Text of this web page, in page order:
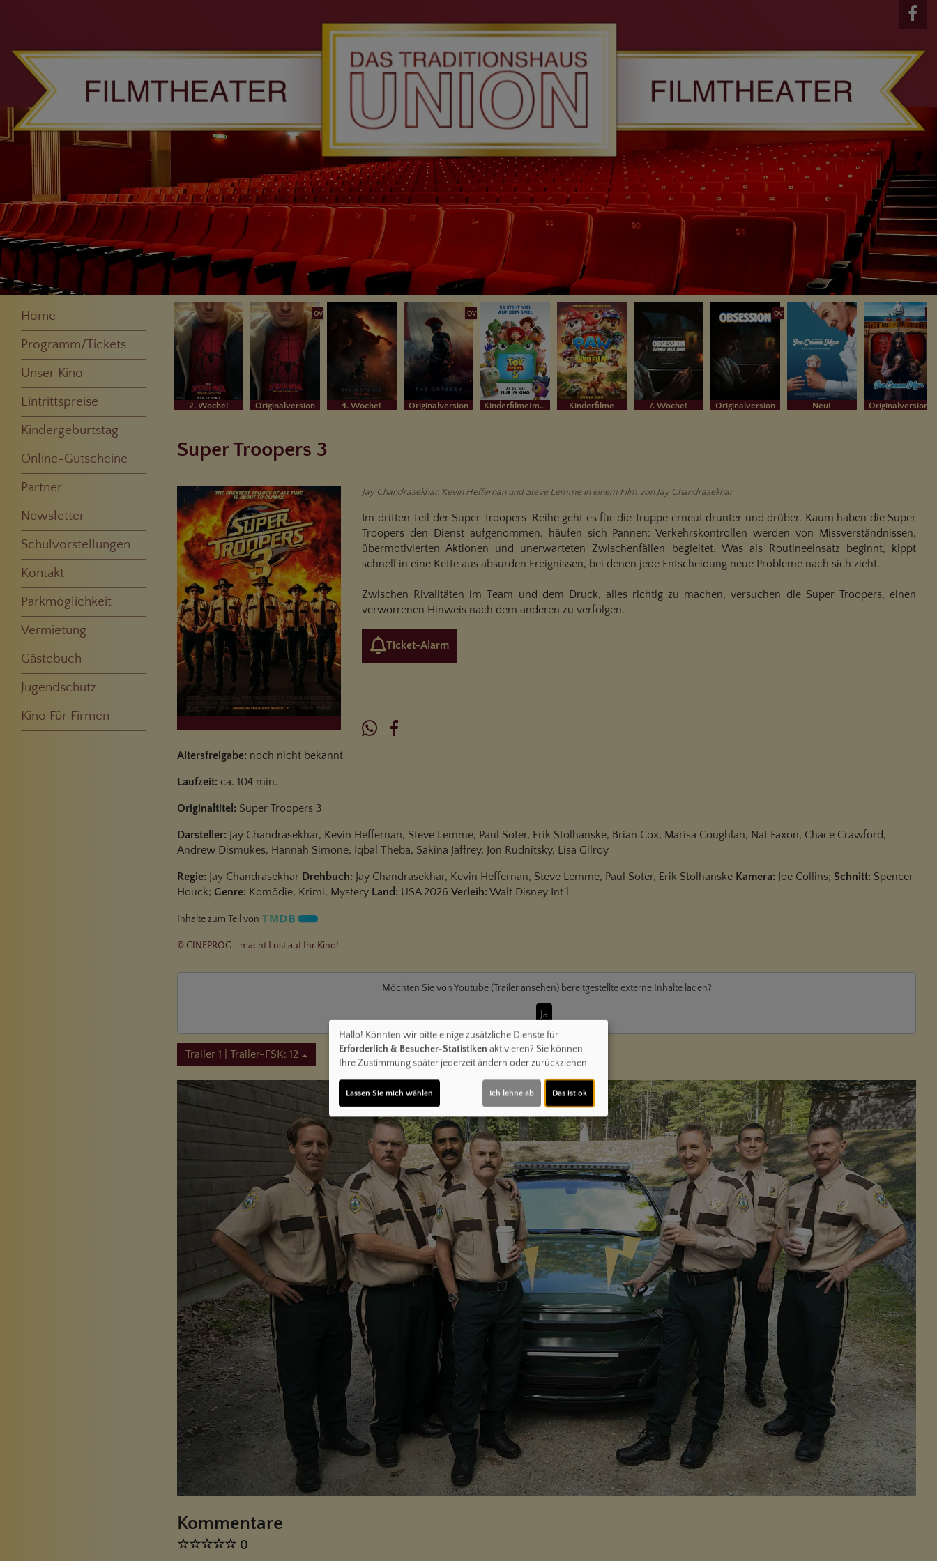
Home
Programm/Tickets
Best Of Cinema
Montagskino
Originalversion
Sneak
Kinderfilme
Vorschau
Unser Kino
Unsere Säle
Eintrittspreise
Kindergeburtstag
Online-Gutscheine
Partner
Newsletter
Schulvorstellungen
Kontakt
Parkmöglichkeit
Vermietung
Gästebuch
Jugendschutz
Kino Für Firmen
2. Woche!
OV
Originalversion 4. Woche!
OV
Originalversion KinderfilmeIm Bundesstart Kinderfilme 7. Woche!
OV
Originalversion Neu! Originalversion
Super Troopers 3
Jay Chandrasekhar, Kevin Heffernan und Steve Lemme in einem Film von Jay Chandrasekhar
Im dritten Teil der Super Troopers-Reihe geht es für die Truppe erneut drunter und drüber. Kaum haben die Super
Troopers den Dienst aufgenommen, häufen sich Pannen: Verkehrskontrollen werden von Missverständnissen,
übermotivierten Aktionen und unerwarteten Zwischenfällen begleitet. Was als Routineeinsatz beginnt, kippt
schnell in eine Kette aus absurden Ereignissen, bei denen jede Entscheidung neue Probleme nach sich zieht.
Zwischen Rivalitäten im Team und dem Druck, alles richtig zu machen, versuchen die Super Troopers, einen
verworrenen Hinweis nach dem anderen zu verfolgen.
Ticket-Alarm
Altersfreigabe: noch nicht bekannt
Laufzeit: ca. 104 min.
Originaltitel: Super Troopers 3
Darsteller: Jay Chandrasekhar, Kevin Heffernan, Steve Lemme, Paul Soter, Erik Stolhanske, Brian Cox, Marisa Coughlan, Nat Faxon, Chace Crawford,
Andrew Dismukes, Hannah Simone, Iqbal Theba, Sakina Jaffrey, Jon Rudnitsky, Lisa Gilroy
Regie: Jay Chandrasekhar Drehbuch: Jay Chandrasekhar, Kevin Heffernan, Steve Lemme, Paul Soter, Erik Stolhanske Kamera: Joe Collins; Schnitt: Spencer
Houck; Genre: Komödie, Krimi, Mystery Land: USA 2026 Verleih: Walt Disney Int´l
Inhalte zum Teil von
© CINEPROG ...macht Lust auf Ihr Kino!
Möchten Sie vonYoutube (Trailer ansehen)bereitgestellte externe Inhalte laden?
Ja
Trailer 1 | Trailer-FSK: 12
Kommentare
☆☆☆☆☆ 0
Hallo! Könnten wir bitte einige zusätzliche Dienste für
Erforderlich & Besucher-Statistiken aktivieren? Sie können
Ihre Zustimmung später jederzeit ändern oder zurückziehen.
Lassen Sie mich wählen Ich lehne ab Das ist ok